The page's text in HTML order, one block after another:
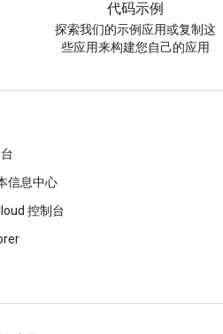
代码示例
探索我们的示例应用或复制这
些应用来构建您自己的应用
信息中心
控制台